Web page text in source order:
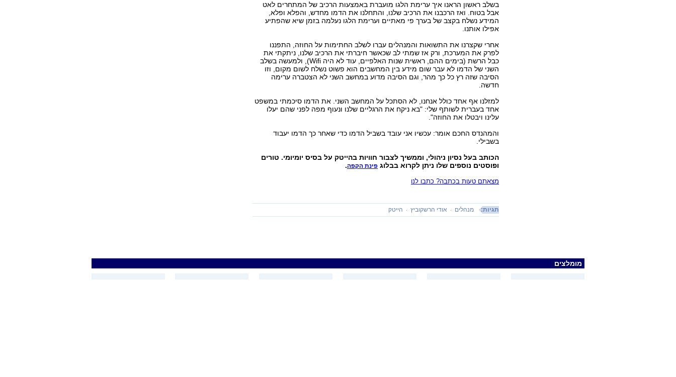
בשלב ראשון הראנו איך ערימת הלגו מועברת באמצעות הרכיב של המתחרים לאט
אבל בטוח. ואז הרכבנו את הרכיב שלנו, והתחלנו את הדמו מחדש, והפלא ופלא,
המידע נשלח בקצב של בערך פי מאתיים וערימת הלגו נעלמה בזמן שיא שהפתיע
אפילו אותנו.
אחרי שקצרנו את התשואות והמנהלים עברו לשלב החתימות על החוזה, התפננו
לפרק את המערכת, ורק אז שמתי לב שכאשר חיברתי את הרכיב שלנו, ניתקתי את
כבל הרשת (בימים ההם, ראשית שנות האלפיים, עוד לא היה Wifi), ולמעשה בשלב
השני של הדמו לא עבר שום מידע בין המחשבים הוא פשוט נשלח לשום מקום, וזו
הסיבה שזה רץ כל כך מהר, וגם הסיבה מדוע במחשב השני לא הצטברה ערימה
חדשה.
למזלנו אף אחד כולל אנחנו, לא הסתכל על המחשב השני. את הדמו סיכמתי במשפט
אחד בעברית לשותף שלי: "בא ניקח את הרגליים שלנו ונעוף מפה לפני שהם יעלו
עלינו ויבטלו את החוזה".
והמהנדס החכם אומר: עכשיו אני עובד בשביל הדמו כדי שאחר כך הדמו יעבוד
בשבילי.
הכותב בעל נסיון ניהולי, וממשיך לצבור חוויות בהייטק על בסיס יומיומי. טורים
ופוסטים נוספים שלו ניתן לקרוא בבלוג פינת הקפה.
מצאתם טעות בכתבה? כתבו לנו
תגיות: מנהלים אודי הרשקוביץ הייטק
מומלצים